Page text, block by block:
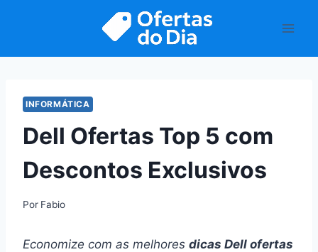
INFORMÁTICA
Dell Ofertas Top 5 com
Descontos Exclusivos
Por Fabio
Economize com as melhores dicas Dell ofertas